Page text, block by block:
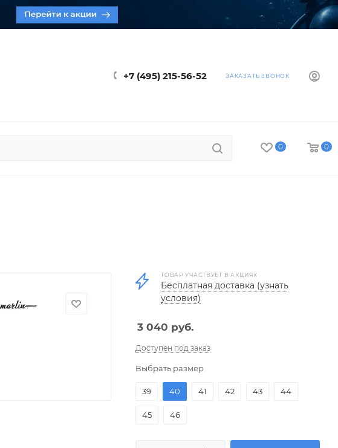
+7 (495) 215-56-52 ЗАКАЗАТЬ ЗВОНОК
0 0
ТОВАР УЧАСТВУЕТ В АКЦИЯХ
Бесплатная доставка (узнать
условия)
3 040 руб.
Доступен под заказ
Выбрать размер
39 40 41 42 43 44
45 46